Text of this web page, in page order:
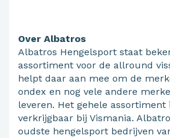
Over Albatros
Albatros Hengelsport staat
assortiment voor de allround
helpt daar aan mee om de
ondex en nog vele andere
leveren. Het gehele
verkrijgbaar bij Vismania.
oudste hengelsport bedrijven